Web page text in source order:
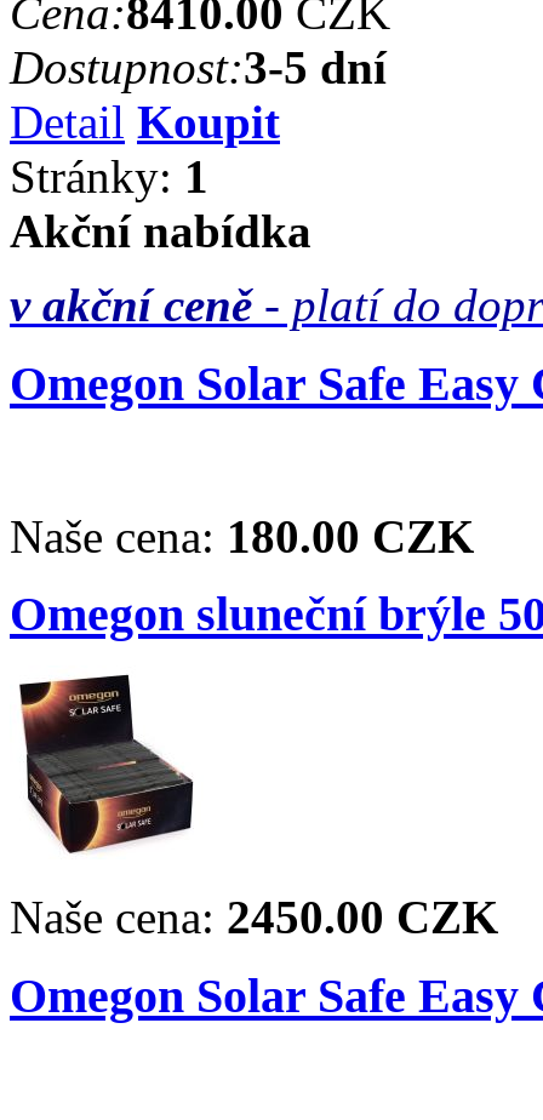
Cena:8410.00 CZK
Dostupnost:3-5 dní
Detail Koupit
Stránky: 1
Akční nabídka
v akční ceně - platí do
Omegon Solar Safe
Naše cena: 180.00 CZK
Omegon sluneční brýle
Naše cena: 2450.00 CZK
Omegon Solar Safe